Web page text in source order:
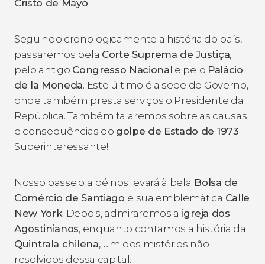
Cristo de Mayo.
Seguindo cronologicamente a história do país,
passaremos pela Corte Suprema de Justiça,
pelo antigo Congresso Nacional e pelo Palácio
de la Moneda. Este último é a sede do Governo,
onde também presta serviços o Presidente da
República. Também falaremos sobre as causas
e consequências do golpe de Estado de 1973.
Superinteressante!
Nosso passeio a pé nos levará à bela Bolsa de
Comércio de Santiago e sua emblemática Calle
New York. Depois, admiraremos a igreja dos
Agostinianos, enquanto contamos a história da
Quintrala chilena, um dos mistérios não
resolvidos dessa capital.